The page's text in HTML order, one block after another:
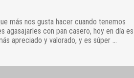
más nos gusta hacer cuando tenemos
agasajarles con pan casero, hoy en día es
apreciado y valorado, y es súper …